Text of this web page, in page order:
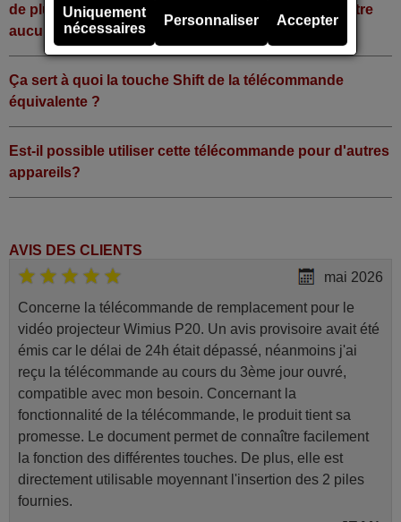
de plus ou fonctionne-t-elle directement sans y mettre
aucun code?
Ça sert à quoi la touche Shift de la télécommande
équivalente ?
Est-il possible utiliser cette télécommande pour d'autres
appareils?
AVIS DES CLIENTS
mai 2026
Concerne la télécommande de remplacement pour le
vidéo projecteur Wimius P20. Un avis provisoire avait été
émis car le délai de 24h était dépassé, néanmoins j'ai
reçu la télécommande au cours du 3ème jour ouvré,
compatible avec mon besoin. Concernant la
fonctionnalité de la télécommande, le produit tient sa
promesse. Le document permet de connaître facilement
la fonction des différentes touches. De plus, elle est
directement utilisable moyennant l'insertion des 2 piles
fournies.
Uniquement
nécessaires
Personnaliser Accepter